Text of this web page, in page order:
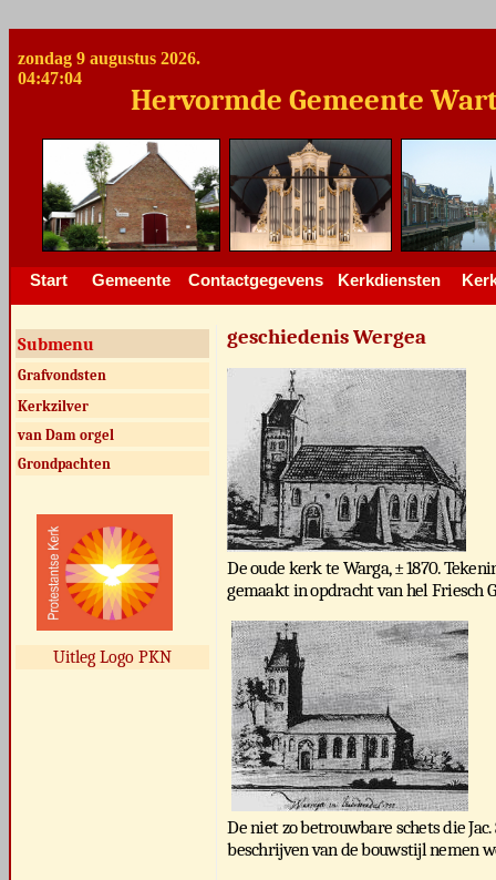
zondag 9 augustus 2026.
04:47:05
Hervormde Gemeente
Start Gemeente Contactgegevens Kerkdiensten
Submenu
Grafvondsten
Kerkzilver
van Dam orgel
Grondpachten
Uitleg Logo PKN
geschiedenis Wergea
De oude kerk te Warga, ± 1870.
gemaakt in opdracht van hel Friesch
De niet zo betrouwbare schets die
beschrijven van de bouwstijl nemen